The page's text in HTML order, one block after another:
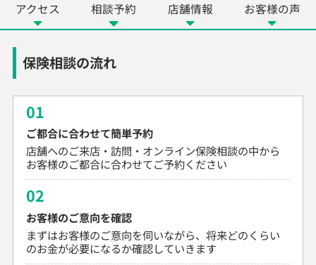
アクセス 相談予約 店舗情報 お客様の声
保険相談の流れ
01
ご都合に合わせて簡単予約
店舗へのご来店・訪問・オンライン保険相談の中から
お客様のご都合に合わせてご予約ください
02
お客様のご意向を確認
まずはお客様のご意向を伺いながら、将来どのくらい
のお金が必要になるか確認していきます